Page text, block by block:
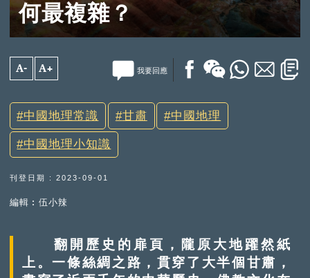
何最複雜？
A- A+ 我要回應
中國地理常識 甘肅 中國地理
中國地理小知識
刊登日期 : 2023-09-01
編輯︰伍小辣
翻開歷史的扉頁，隴原大地躍然紙
上。一條絲綢之路，貫穿了大半個甘肅，